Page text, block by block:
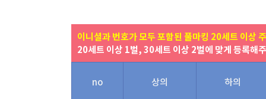
이니셜과 번호가 모두 포함된 풀마킹 20세트 이상
20세트 이상 1벌, 30세트 이상 2벌에 맞게 등록해
no 상의 하의